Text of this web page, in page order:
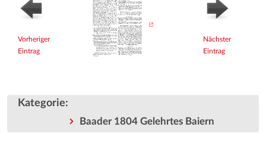
Vorheriger
Eintrag
Nächster
Eintrag
Kategorie:
Baader 1804 Gelehrtes Baiern